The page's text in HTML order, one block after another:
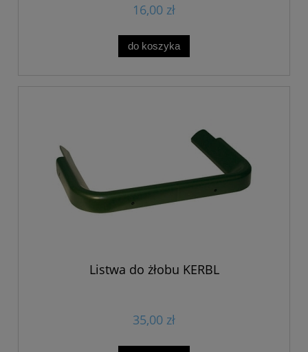
16,00 zł
do koszyka
Listwa do żłobu KERBL
35,00 zł